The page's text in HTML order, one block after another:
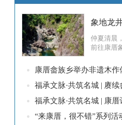
象地龙
仲夏清晨
前往康厝
因“养牛
秘的龙井
从福安市
宁的交界
岔，按照
水泥小路
康厝畲族乡举办非遗木作